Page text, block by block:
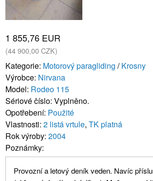
1 855,76 EUR
(44 900,00 CZK)
Kategorie: Motorový paragliding /Krosny
Výrobce: Nirvana
Model: Rodeo 115
Sériové číslo: Vyplněno.
Opotřebení: Použité
Vlastnosti:2 listá vrtule,TK platná
Rok výroby:2004
Poznámky:
Provozní a letový deník veden. Navíc